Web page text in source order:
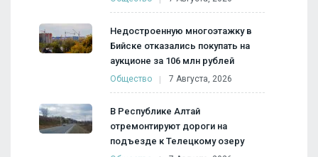
Недостроенную многоэтажку в
Бийске отказались покупать на
аукционе за 106 млн рублей
Общество 7 Августа, 2026
В Республике Алтай
отремонтируют дороги на
подъезде к Телецкому озеру